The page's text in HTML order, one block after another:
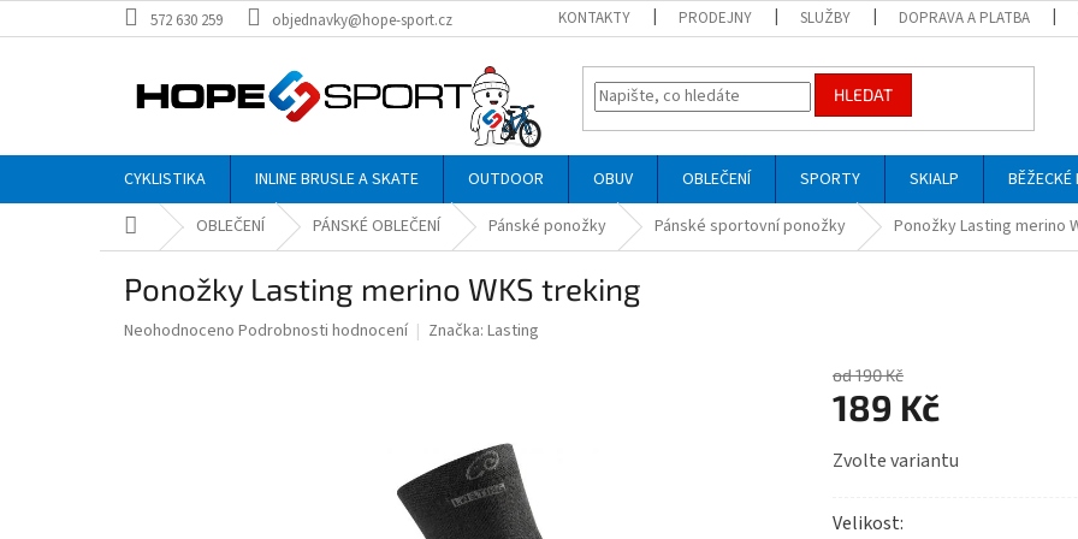
na
572 630 259 objednavky@hope-sport.cz KONTAKTY PRODEJNY SLUŽBY DOPRAVA A PLATBA
HLEDAT
CYKLISTIKA INLINE BRUSLE A SKATE OUTDOOR OBUV OBLEČENÍ SPORTY SKIALP BĚŽECKÉ
Domů OBLEČENÍ PÁNSKÉ OBLEČENÍ Pánské ponožky Pánské sportovní ponožky Ponožky Lasting merino
Ponožky Lasting merino WKS treking
Průměrné
Neohodnoceno Podrobnosti hodnocení Značka: Lasting
od 190 Kč
189 Kč
cena:
Zvolte variantu
Velikost